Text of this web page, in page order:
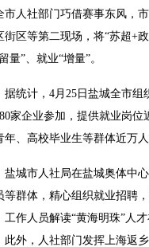
市人社部门巧借赛事东风，
街区等第二现场，将“苏超+
量”、就业“增量”。
计，4月25日盐城全市组
家企业参加，提供就业岗位
年、高校毕业生等群体近万人
市人社局在盐城奥体中心
等群体，精心组织就业招聘
工作人员解读“黄海明珠”人
此外，人社部门发挥上海返